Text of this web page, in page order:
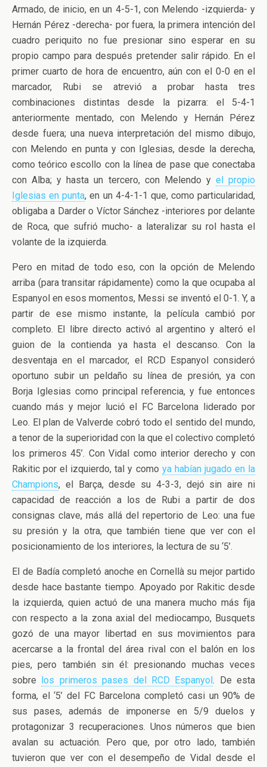
Armado, de inicio, en un 4-5-1, con Melendo -izquierda- y
Hernán Pérez -derecha- por fuera, la primera intención del
cuadro periquito no fue presionar sino esperar en su
propio campo para después pretender salir rápido. En el
primer cuarto de hora de encuentro, aún con el 0-0 en el
marcador, Rubi se atrevió a probar hasta tres
combinaciones distintas desde la pizarra: el 5-4-1
anteriormente mentado, con Melendo y Hernán Pérez
desde fuera; una nueva interpretación del mismo dibujo,
con Melendo en punta y con Iglesias, desde la derecha,
como teórico escollo con la línea de pase que conectaba
con Alba; y hasta un tercero, con Melendo y el propio
Iglesias en punta, en un 4-4-1-1 que, como particularidad,
obligaba a Darder o Víctor Sánchez -interiores por delante
de Roca, que sufrió mucho- a lateralizar su rol hasta el
volante de la izquierda.
Pero en mitad de todo eso, con la opción de Melendo
arriba (para transitar rápidamente) como la que ocupaba al
Espanyol en esos momentos, Messi se inventó el 0-1. Y, a
partir de ese mismo instante, la película cambió por
completo. El libre directo activó al argentino y alteró el
guion de la contienda ya hasta el descanso. Con la
desventaja en el marcador, el RCD Espanyol consideró
oportuno subir un peldaño su línea de presión, ya con
Borja Iglesias como principal referencia, y fue entonces
cuando más y mejor lució el FC Barcelona liderado por
Leo. El plan de Valverde cobró todo el sentido del mundo,
a tenor de la superioridad con la que el colectivo completó
los primeros 45’. Con Vidal como interior derecho y con
Rakitic por el izquierdo, tal y como ya habían jugado en la
Champions, el Barça, desde su 4-3-3, dejó sin aire ni
capacidad de reacción a los de Rubi a partir de dos
consignas clave, más allá del repertorio de Leo: una fue
su presión y la otra, que también tiene que ver con el
posicionamiento de los interiores, la lectura de su ‘5’.
El de Badía completó anoche en Cornellà su mejor partido
desde hace bastante tiempo. Apoyado por Rakitic desde
la izquierda, quien actuó de una manera mucho más fija
con respecto a la zona axial del mediocampo, Busquets
gozó de una mayor libertad en sus movimientos para
acercarse a la frontal del área rival con el balón en los
pies, pero también sin él: presionando muchas veces
sobre los primeros pases del RCD Espanyol. De esta
forma, el ‘5’ del FC Barcelona completó casi un 90% de
sus pases, además de imponerse en 5/9 duelos y
protagonizar 3 recuperaciones. Unos números que bien
avalan su actuación. Pero que, por otro lado, también
tuvieron que ver con el desempeño de Vidal desde el